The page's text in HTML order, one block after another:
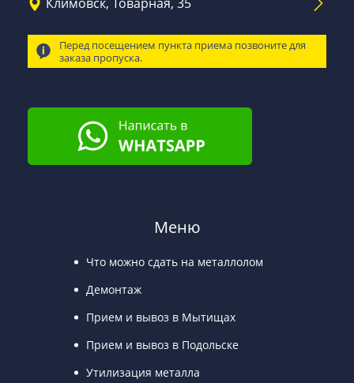
Перед посещением пункта приема позвоните для
заказа пропуска.
Меню
Что можно сдать на металлолом
Демонтаж
Прием и вывоз в Мытищах
Прием и вывоз в Подольске
Утилизация металла